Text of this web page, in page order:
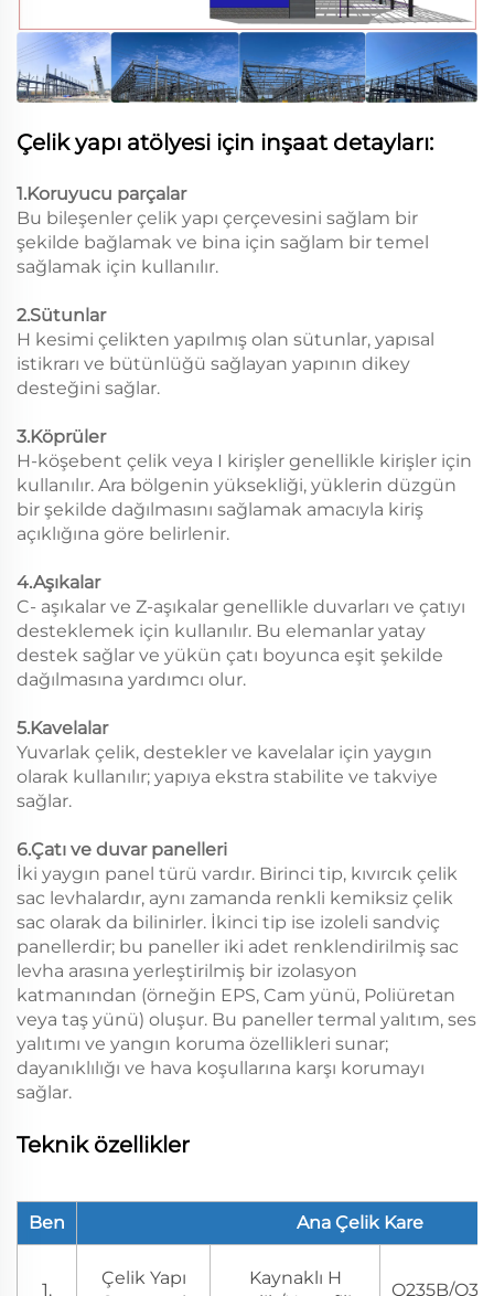
Çelik yapı atölyesi için inşaat detayları:
1.Koruyucu parçalar
Bu bileşenler çelik yapı çerçevesini sağlam bir
şekilde bağlamak ve bina için sağlam bir temel
sağlamak için kullanılır.
2.Sütunlar
H kesimi çelikten yapılmış olan sütunlar, yapısal
istikrarı ve bütünlüğü sağlayan yapının dikey
desteğini sağlar.
3.Köprüler
H-köşebent çelik veya I kirişler genellikle kirişler için
kullanılır. Ara bölgenin yüksekliği, yüklerin düzgün
bir şekilde dağılmasını sağlamak amacıyla kiriş
açıklığına göre belirlenir.
4.Aşıkalar
C- aşıkalar ve Z-aşıkalar genellikle duvarları ve çatıyı
desteklemek için kullanılır. Bu elemanlar yatay
destek sağlar ve yükün çatı boyunca eşit şekilde
dağılmasına yardımcı olur.
5.Kavelalar
Yuvarlak çelik, destekler ve kavelalar için yaygın
olarak kullanılır; yapıya ekstra stabilite ve takviye
sağlar.
6.Çatı ve duvar panelleri
İki yaygın panel türü vardır. Birinci tip, kıvırcık çelik
sac levhalardır, aynı zamanda renkli kemiksiz çelik
sac olarak da bilinirler. İkinci tip ise izoleli sandviç
panellerdir; bu paneller iki adet renklendirilmiş sac
levha arasına yerleştirilmiş bir izolasyon
katmanından (örneğin EPS, Cam yünü, Poliüretan
veya taş yünü) oluşur. Bu paneller termal yalıtım, ses
yalıtımı ve yangın koruma özellikleri sunar;
dayanıklılığı ve hava koşullarına karşı korumayı
sağlar.
Teknik özellikler
Ben Ana Çelik Kare
1.
Çelik Yapı
Kaynaklı H
Q235B/